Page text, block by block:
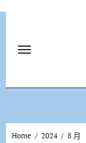
Home 2024
8 月